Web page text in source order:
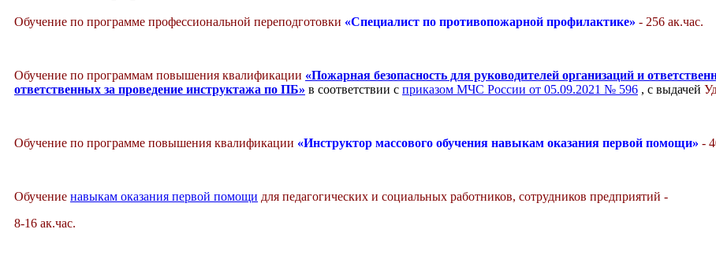
Обучение по программе профессиональной переподготовки «Специалист по противопожарной профилактике» - 256 ак.час.
Обучение по программам повышения квалификации «Пожарная безопасность для руководителей организаций и
ответственных за проведение инструктажа по ПБ» в соответствии с приказом МЧС России от 05.09.2021 № 596 , с выдачей
Обучение по программе повышения квалификации «Инструктор массового обучения навыкам оказания первой помощи» -
Обучение навыкам оказания первой помощи для педагогических и социальных работников, сотрудников предприятий -
8-16 ак.час.